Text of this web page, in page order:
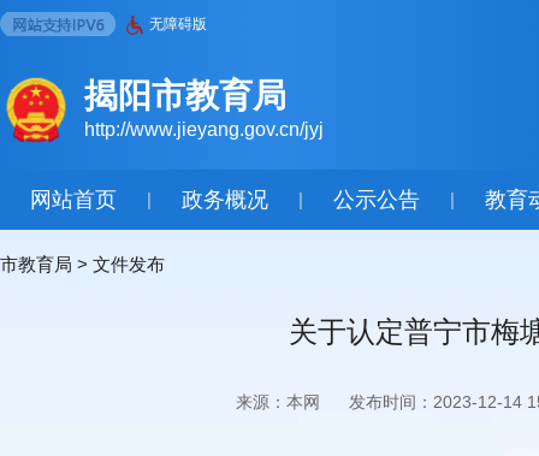
无障碍版
揭阳市教育局
http://www.jieyang.gov.cn/jyj
网站首页 | 政务概况 | 公示公告 | 教育
市教育局 > 文件发布
关于认定普宁市梅
来源：本网 发布时间：2023-12-14